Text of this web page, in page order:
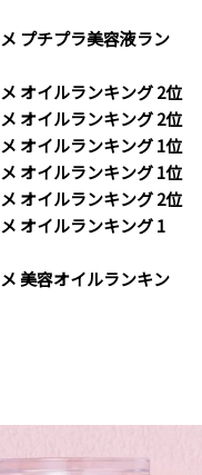
プチプラ美容液ラン
オイルランキング 2位
オイルランキング 2位
オイルランキング 1位
オイルランキング 1位
オイルランキング 2位
オイルランキング 1
美容オイルランキン